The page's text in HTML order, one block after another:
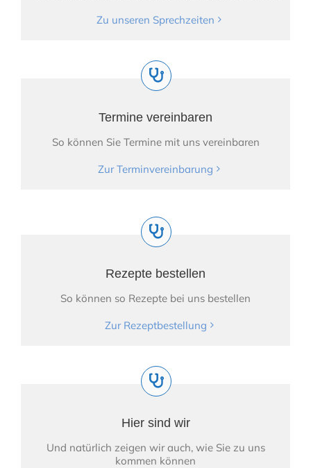
Zu unseren Sprechzeiten
Termine vereinbaren
So können Sie Termine mit uns vereinbaren
Zur Terminvereinbarung
Rezepte bestellen
So können so Rezepte bei uns bestellen
Zur Rezeptbestellung
Hier sind wir
Und natürlich zeigen wir auch, wie Sie zu uns
kommen können